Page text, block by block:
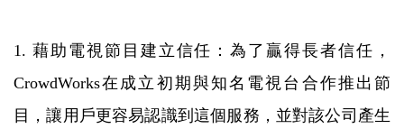
1. 藉助電視節目建立信任：為了贏得長者信任，
CrowdWorks在成立初期與知名電視台合作推出節
目，讓用戶更容易認識到這個服務，並對該公司產生